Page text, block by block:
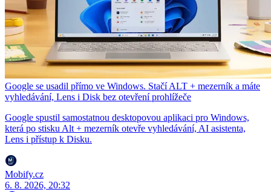
Google se usadil přímo ve Windows. Stačí ALT + mezerník a máte
vyhledávání, Lens i Disk bez otevření prohlížeče
Google spustil samostatnou desktopovou aplikaci pro Windows,
která po stisku Alt + mezerník otevře vyhledávání, AI asistenta,
Lens i přístup k Disku.
Mobify.cz
6. 8. 2026, 20:32